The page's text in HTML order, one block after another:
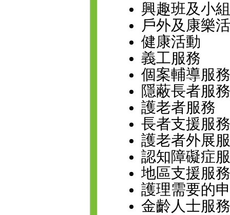
興趣班及小
戶外及康樂
健康活動
義工服務
個案輔導服務
隱蔽長者服務
護老者服務
長者支援服
護老者外
認知障礙症
地區支援
護理需要的
金齡人士服務